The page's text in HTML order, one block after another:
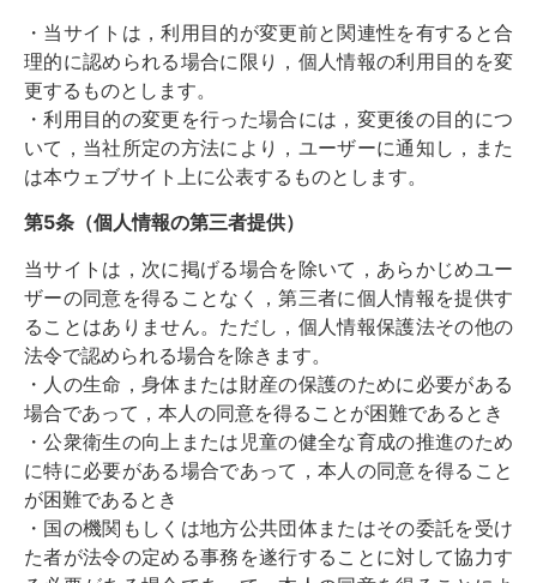
・当サイトは，利用目的が変更前と関連性を有すると合
理的に認められる場合に限り，個人情報の利用目的を変
更するものとします。
・利用目的の変更を行った場合には，変更後の目的につ
いて，当社所定の方法により，ユーザーに通知し，また
は本ウェブサイト上に公表するものとします。
第5条（個人情報の第三者提供）
当サイトは，次に掲げる場合を除いて，あらかじめユー
ザーの同意を得ることなく，第三者に個人情報を提供す
ることはありません。ただし，個人情報保護法その他の
法令で認められる場合を除きます。
・人の生命，身体または財産の保護のために必要がある
場合であって，本人の同意を得ることが困難であるとき
・公衆衛生の向上または児童の健全な育成の推進のため
に特に必要がある場合であって，本人の同意を得ること
が困難であるとき
・国の機関もしくは地方公共団体またはその委託を受け
た者が法令の定める事務を遂行することに対して協力す